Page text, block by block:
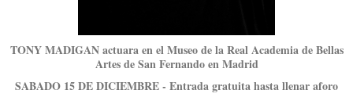
TONY MADIGAN actuara en el Museo de la Real Academia de Bellas
Artes de San Fernando en Madrid
SABADO 15 DE DICIEMBRE - Entrada gratuita hasta llenar aforo